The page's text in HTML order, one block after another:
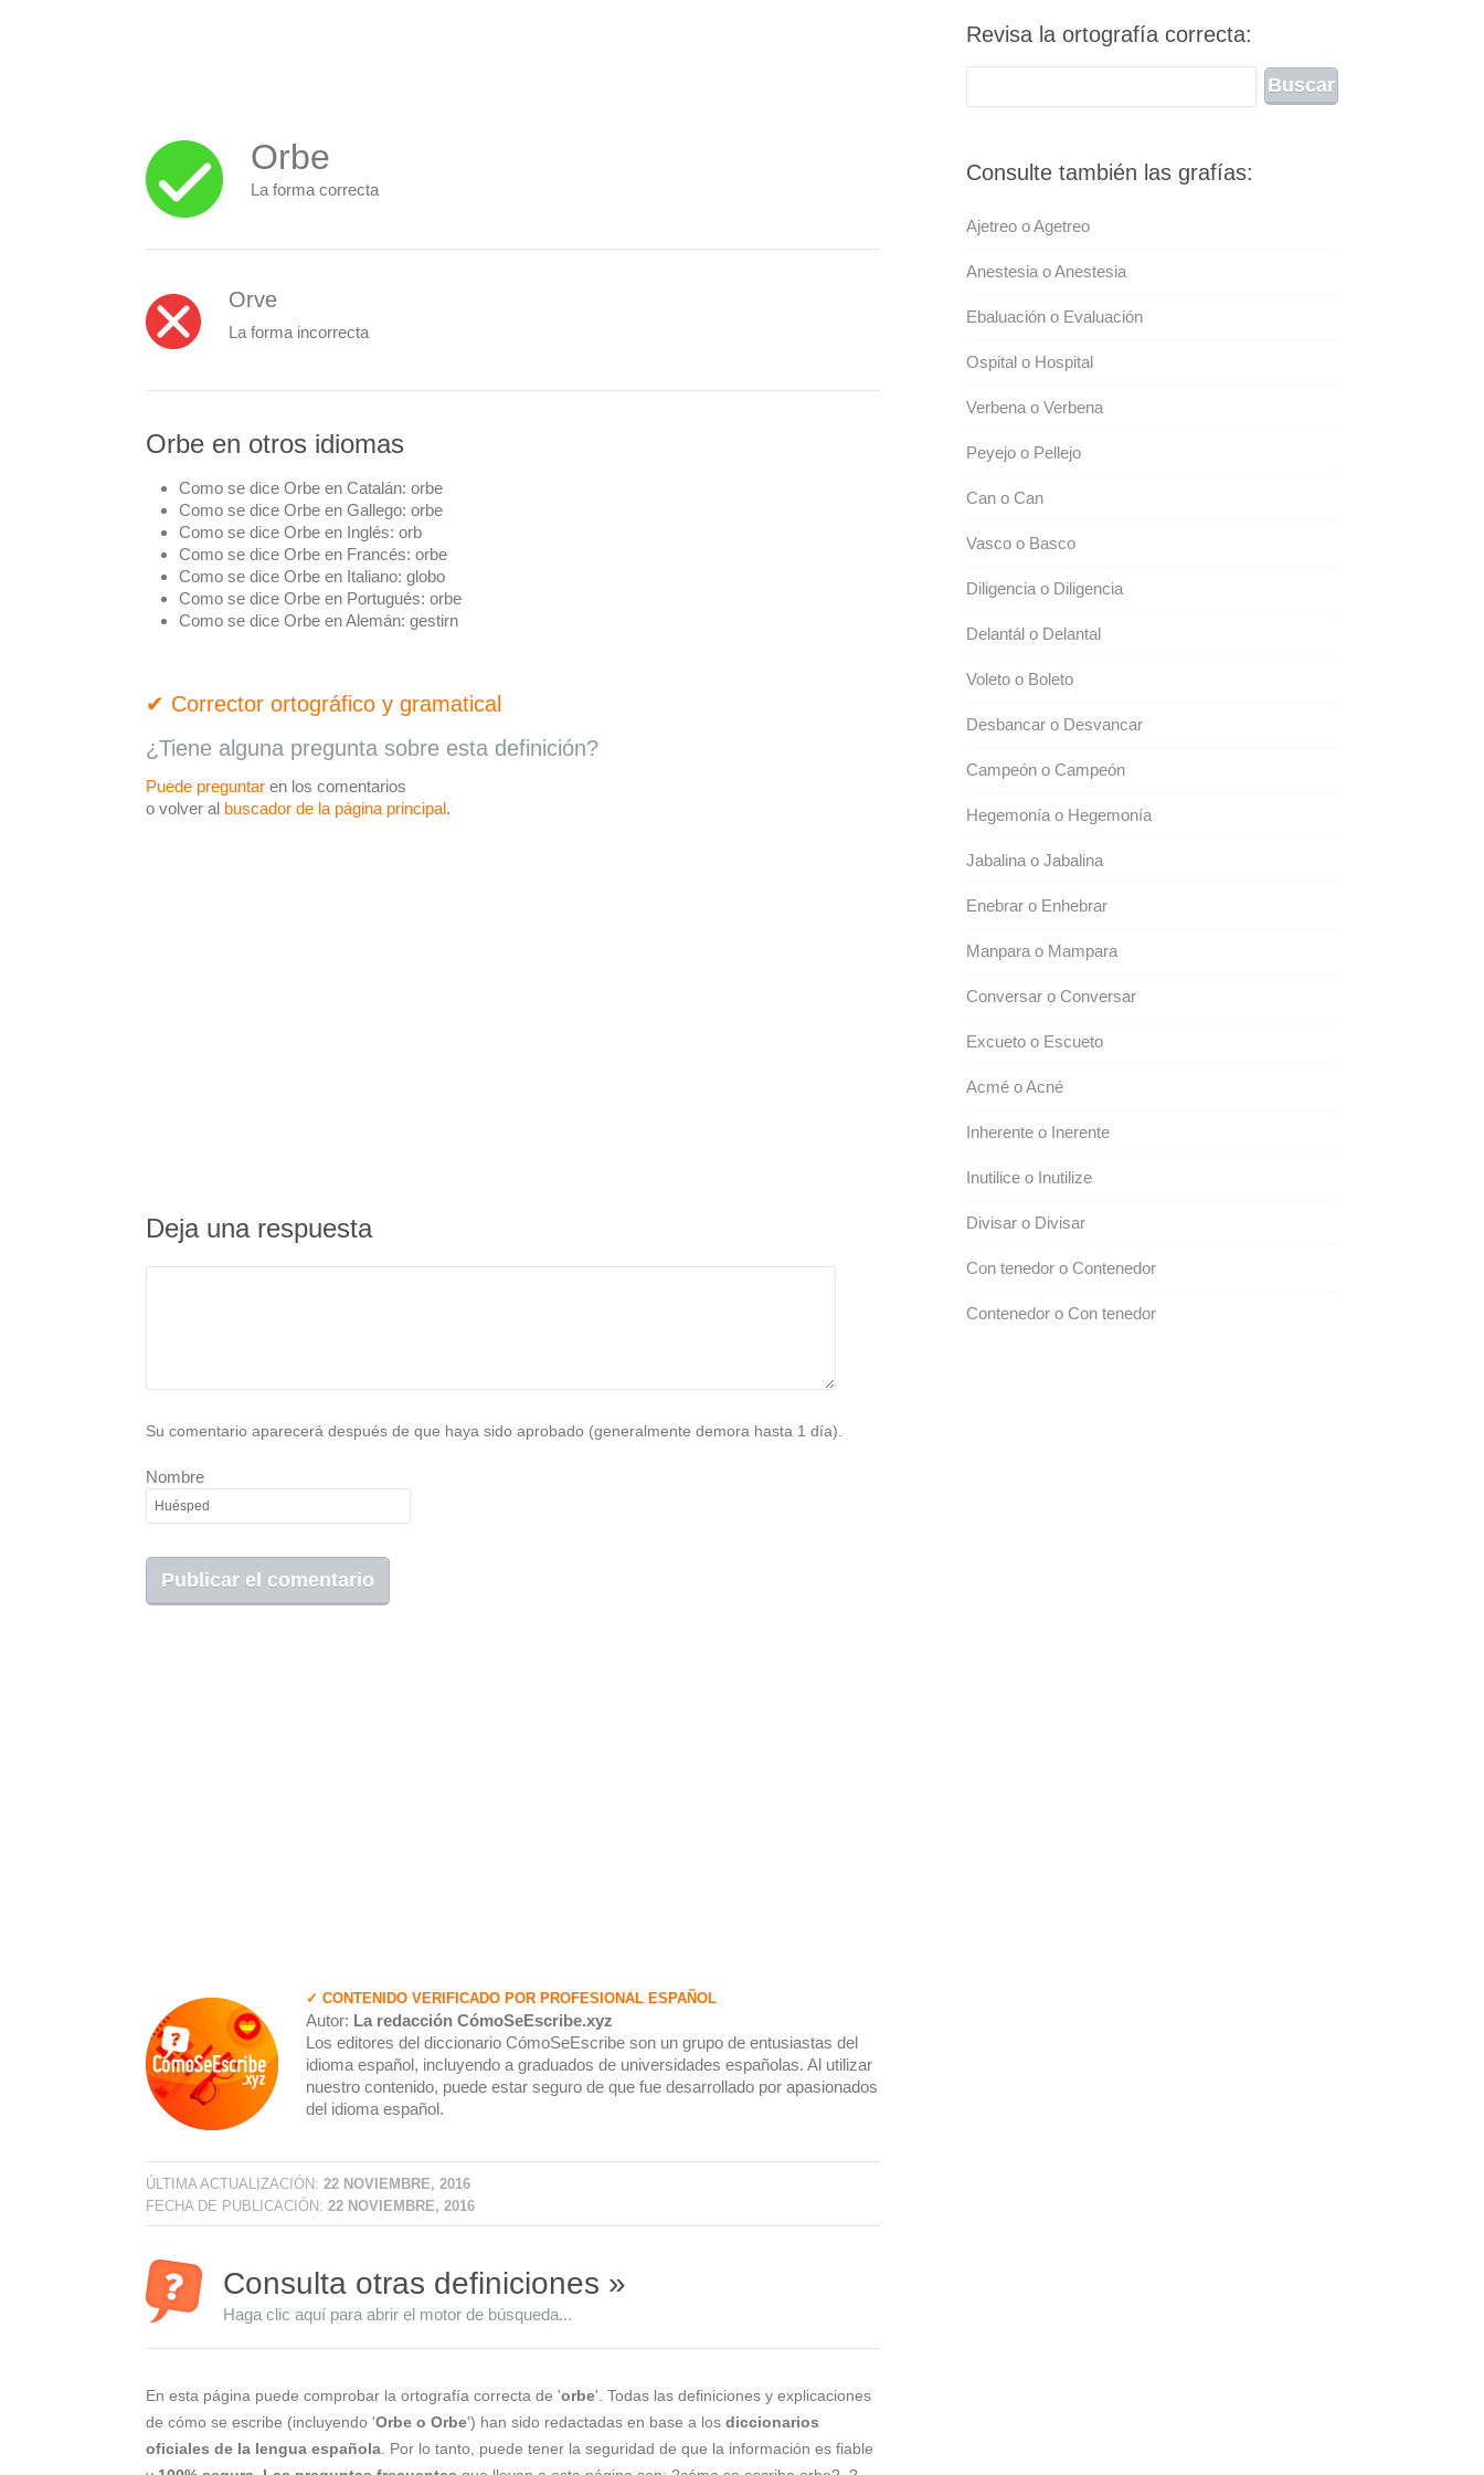
Orbe
La forma correcta
Orve
La forma incorrecta
Orbe en otros idiomas
Como se dice Orbe en Catalán: orbe
Como se dice Orbe en Gallego: orbe
Como se dice Orbe en Inglés: orb
Como se dice Orbe en Francés: orbe
Como se dice Orbe en Italiano: globo
Como se dice Orbe en Portugués: orbe
Como se dice Orbe en Alemán: gestirn
✔ Corrector ortográfico y gramatical
¿Tiene alguna pregunta sobre esta definición?
Puede preguntar en los comentarios
o volver al buscador de la página principal.
Deja una respuesta
Su comentario aparecerá después de que haya sido aprobado (generalmente demora hasta 1 día).
Nombre
✓ CONTENIDO VERIFICADO POR PROFESIONAL ESPAÑOL
Autor: La redacción CómoSeEscribe.xyz
Los editores del diccionario CómoSeEscribe son un grupo de entusiastas del
idioma español, incluyendo a graduados de universidades españolas. Al utilizar
nuestro contenido, puede estar seguro de que fue desarrollado por apasionados
del idioma español.
ÚLTIMA ACTUALIZACIÓN: 22 NOVIEMBRE, 2016
FECHA DE PUBLICACIÓN: 22 NOVIEMBRE, 2016
Consulta otras definiciones »
Haga clic aquí para abrir el motor de búsqueda...
En esta página puede comprobar la ortografía correcta de 'orbe'. Todas las definiciones y explicaciones
de cómo se escribe (incluyendo 'Orbe o Orbe') han sido redactadas en base a los diccionarios
oficiales de la lengua española . Por lo tanto, puede tener la seguridad de que la información es fiable
Revisa la ortografía correcta:
Consulte también las grafías:
Ajetreo o Agetreo
Anestesia o Anestesia
Ebaluación o Evaluación
Ospital o Hospital
Verbena o Verbena
Peyejo o Pellejo
Can o Can
Vasco o Basco
Diligencia o Diligencia
Delantál o Delantal
Voleto o Boleto
Desbancar o Desvancar
Campeón o Campeón
Hegemonía o Hegemonía
Jabalina o Jabalina
Enebrar o Enhebrar
Manpara o Mampara
Conversar o Conversar
Excueto o Escueto
Acmé o Acné
Inherente o Inerente
Inutilice o Inutilize
Divisar o Divisar
Con tenedor o Contenedor
Contenedor o Con tenedor